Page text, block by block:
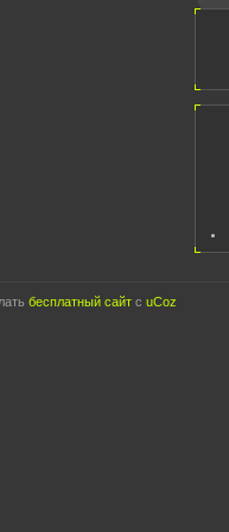
бесплатный сайт с uCoz